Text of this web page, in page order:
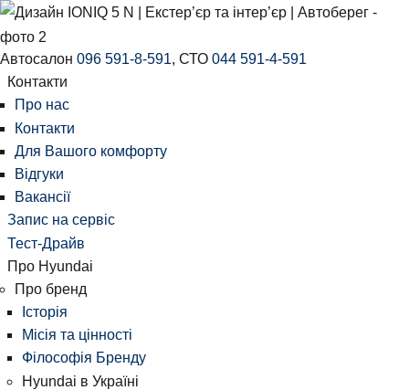
Автосалон 096 591-8-591, СТО 044 591-4-591
Контакти
Про нас
Контакти
Для Вашого комфорту
Відгуки
Вакансії
Запис на сервіс
Тест-Драйв
Про Hyundai
Про бренд
Історія
Місія та цінності
Філософія Бренду
Hyundai в Україні